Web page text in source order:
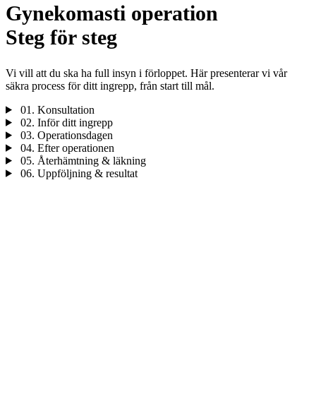
Gynekomasti operation
Steg för steg
Vi vill att du ska ha full insyn i förloppet. Här presenterar vi vår
säkra process för ditt ingrepp, från start till mål.
01. Konsultation
02. Inför ditt ingrepp
03. Operationsdagen
04. Efter operationen
05. Återhämtning & läkning
06. Uppföljning & resultat